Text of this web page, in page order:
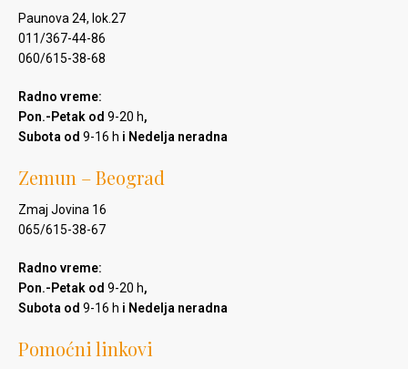
Paunova 24, lok.27
011/367-44-86
060/615-38-68
Radno vreme:
Pon.-Petak od 9-20 h,
Subota od 9-16 h i Nedelja neradna
Zemun – Beograd
Zmaj Jovina 16
065/615-38-67
Radno vreme:
Pon.-Petak od 9-20 h,
Subota od 9-16 h i Nedelja neradna
Pomoćni linkovi